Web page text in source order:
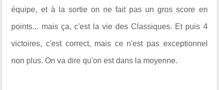
équipe, et à la sortie on ne fait pas un gros score en
points... mais ça, c'est la vie des Classiques. Et puis 4
victoires, c'est correct, mais ce n'est pas exceptionnel
non plus. On va dire qu'on est dans la moyenne.